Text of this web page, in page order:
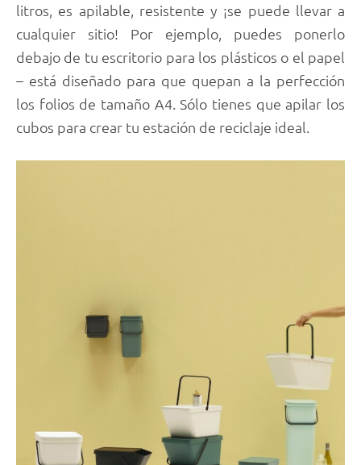
litros, es apilable, resistente y ¡se puede llevar a
cualquier sitio! Por ejemplo, puedes ponerlo
debajo de tu escritorio para los plásticos o el papel
– está diseñado para que quepan a la perfección
los folios de tamaño A4. Sólo tienes que apilar los
cubos para crear tu estación de reciclaje ideal.